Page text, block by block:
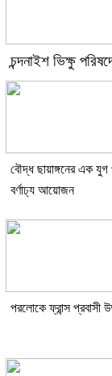
চন্দনাইশ ভিক্ষু
বৌদ্ধ ছায়াঙ্গনের এক যুগ
বর্ণাঢ্য আয়োজন
পরলোকে ফ্রান্স প্রবাসী